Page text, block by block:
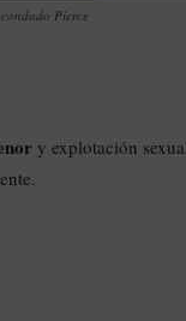
Pierce
y explotación